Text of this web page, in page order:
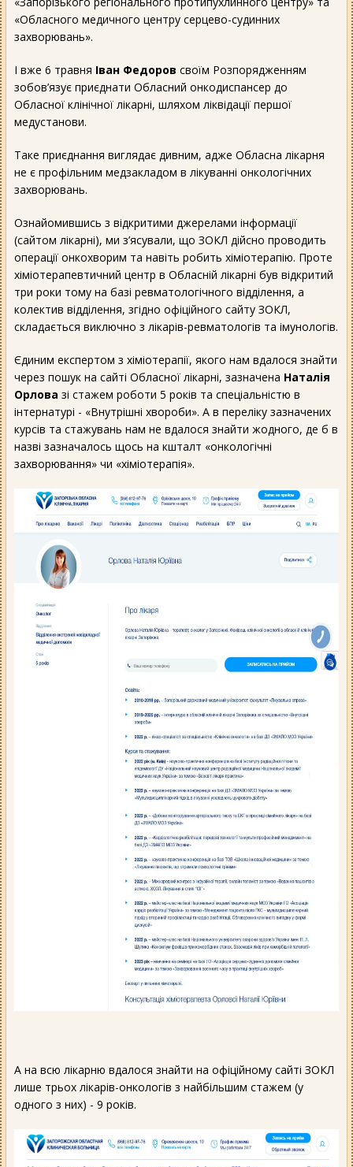
«Обласного медичного центру серцево-судинних
захворювань».
І вже 6 травня Іван Федоров своїм Розпорядженням
зобов’язує приєднати Обласний онкодиспансер до
Обласної клінічної лікарні, шляхом ліквідації першої
медустанови.
Таке приєднання виглядає дивним, адже Обласна лікарня
не є профільним медзакладом в лікуванні онкологічних
захворювань.
Ознайомившись з відкритими джерелами інформації
(сайтом лікарні), ми з’ясували, що ЗОКЛ дійсно проводить
операції онкохворим та навіть робить хіміотерапію. Проте
хіміотерапевтичний центр в Обласній лікарні був відкритий
три роки тому на базі ревматологічного відділення, а
колектив відділення, згідно офіційного сайту ЗОКЛ,
складається виключно з лікарів-ревматологів та імунологів.
Єдиним експертом з хіміотерапії, якого нам вдалося знайти
через пошук на сайті Обласної лікарні, зазначена Наталія
Орлова зі стажем роботи 5 років та спеціальністю в
інтернатурі - «Внутрішні хвороби». А в переліку зазначених
курсів та стажувань нам не вдалося знайти жодного, де б в
назві зазначалось щось на кшталт «онкологічні
захворювання» чи «хіміотерапія».
А на всю лікарню вдалося знайти на офіційному сайті ЗОКЛ
лише трьох лікарів-онкологів з найбільшим стажем (у
одного з них) - 9 років.